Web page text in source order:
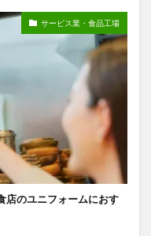
サービス業・食品工場
店のユニフォームにおす